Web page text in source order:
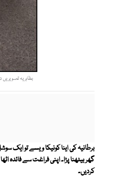
بظاہر یہ
برطانیہ کی اینا کونیکا ویسے تو ایک
گھر بیٹھنا پڑا۔ اپنی فراغت سے فائدہ
کردیں۔